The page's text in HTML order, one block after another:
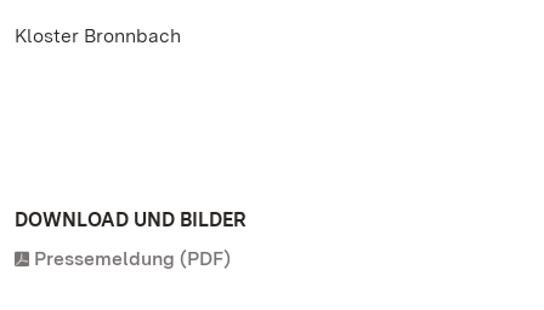
Kloster Bronnbach
DOWNLOAD UND BILDER
Pressemeldung (PDF)